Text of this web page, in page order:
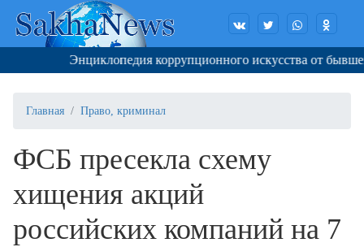
Энциклопедия коррупционного искусства от бывшего
Главная Право, криминал
ФСБ пресекла схему
хищения акций
российских компаний на 7